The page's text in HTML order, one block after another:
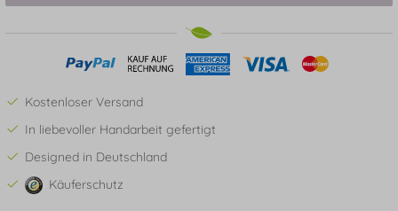
Kostenloser Versand
In liebevoller Handarbeit gefertigt
Designed in Deutschland
Käuferschutz